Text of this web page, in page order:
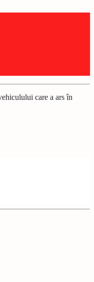
care a ars în